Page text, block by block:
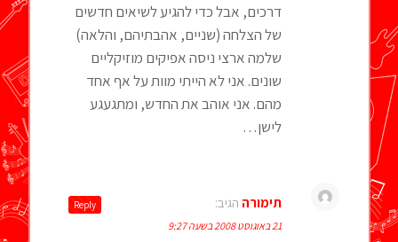
דרכים, אבל כדי להגיע לשיאים חדשים
של הצלחה (שניים, אהבתיהם, והלאה)
שלמה ארצי ניסה אפיקים מוזיקליים
שונים. אני לא הייתי מוות על אף אחד
מהם. אני אוהב את החדש, ומתגעגע
לישן…
תימורה הגיב:
21 באוגוסט 2008 בשעה 9:27
Reply